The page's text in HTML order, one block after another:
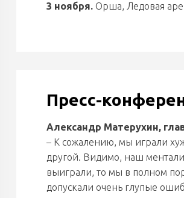
3 ноября. Орша, Ледовая
Пресс-
Александр Матерухин,
– К сожалению, мы играли
другой. Видимо, наш
выиграли, то мы в полном
допускали очень глупые